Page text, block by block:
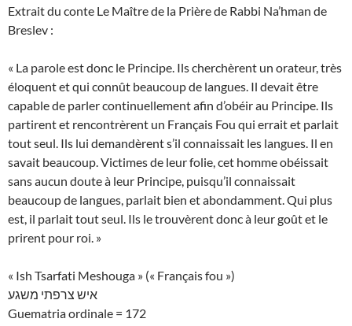
Extrait du conte Le Maître de la Prière de Rabbi Na’hman de
Breslev :
« La parole est donc le Principe. Ils cherchèrent un orateur, très
éloquent et qui connût beaucoup de langues. Il devait être
capable de parler continuellement afin d’obéir au Principe. Ils
partirent et rencontrèrent un Français Fou qui errait et parlait
tout seul. Ils lui demandèrent s’il connaissait les langues. Il en
savait beaucoup. Victimes de leur folie, cet homme obéissait
sans aucun doute à leur Principe, puisqu’il connaissait
beaucoup de langues, parlait bien et abondamment. Qui plus
est, il parlait tout seul. Ils le trouvèrent donc à leur goût et le
prirent pour roi. »
« Ish Tsarfati Meshouga » (« Français fou »)
איש צרפתי משגע
Guematria ordinale = 172